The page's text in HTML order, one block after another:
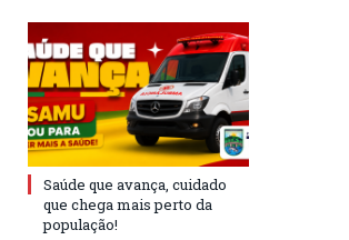
Saúde que avança, cuidado
que chega mais perto da
população!